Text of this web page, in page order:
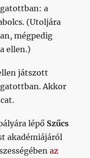
a
(Utoljára
mégpedig
ellen.)
játszott
Akkor
lépő Szűcs
akadémiájáról
az